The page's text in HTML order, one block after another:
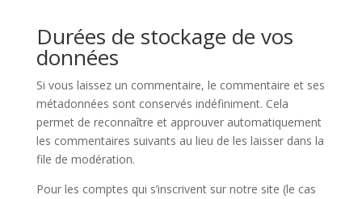
Durées de stockage de vos
données
Si vous laissez un commentaire, le commentaire et ses
métadonnées sont conservés indéfiniment. Cela
permet de reconnaître et approuver automatiquement
les commentaires suivants au lieu de les laisser dans la
file de modération.
Pour les comptes qui s’inscrivent sur notre site (le cas